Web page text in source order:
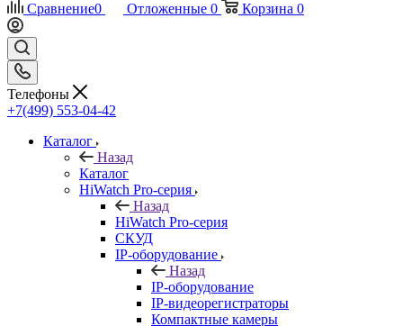
Сравнение0 Отложенные 0 Корзина 0
Телефоны
+7(499) 553-04-42
Каталог
Назад
Каталог
HiWatch Pro-серия
Назад
HiWatch Pro-серия
CКУД
IP-оборудование
Назад
IP-оборудование
IP-видеорегистраторы
Компактные камеры